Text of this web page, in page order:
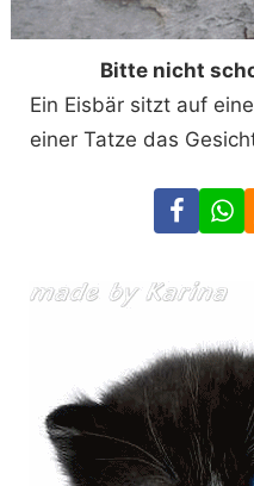
Bitte nicht
Ein Eisbär sitzt auf
einer Tatze das